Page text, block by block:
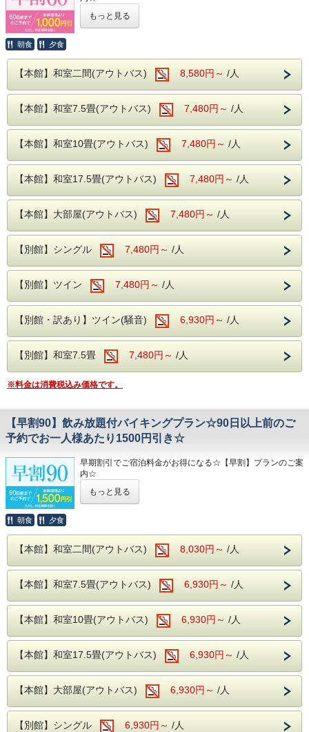
さらに、さらに
生ビールや日本酒の地酒までが飲み放題となりセットでお楽
しみいただけます！
館内には、コインランドリーやカップ麺の自動販売機がご
ざいます。
ご宿泊予定日より60日以上前のご予約で、
なんとお一人様あたり1000円もお安くお泊りいただけます
す。
通常プランとキャンセルポリシーが異なります。
8日～30日前まで・・・ご宿泊料金の5％。
2日～ 7日前まで・・・ご宿泊料金の20％
前日・・・ご宿泊料金の40％
当日・・・ご宿泊料金の50％
無連絡・・ご宿泊料金の100％
奥久慈館は
袋田の滝をはじめ、久慈川沿いの風光明媚な環境です。
4月中旬には桜、下旬から5月中旬に掛けては新緑が望めま
す
【月待の滝】、
ノスタルジックな佇まいから、数々のドラマや映画のロケ地
になっている
【旧上岡小学校】など名所も数多くございます。
大浴場は【大子温泉】となり、
古くから美人の湯とされた肌を滑らかにする、
PH8.75ナトリウム-硫酸塩・塩化物温泉です！
ヌメヌメ感を体験してください。
お食事は
夕食・朝食共に
和洋中の厳選した様々な料理を
さらに夕食時はソフトドリンクだけでなく、
サワー、ハイボールなどの定番のアルコール類
さらに、さらに
しみいただけます！
※近隣に、コンビニエンスストアがございます。
館内には、コインランドリーやカップ麺の自動販売機がご
ざいます。
もっと見る
朝食 夕食
【本館】和室二間(アウトバス) 8,580円～ /人
【本館】和室7.5畳(アウトバス) 7,480円～ /人
【本館】和室10畳(アウトバス) 7,480円～ /人
【本館】和室17.5畳(アウトバス) 7,480円～ /人
【本館】大部屋(アウトバス) 7,480円～ /人
【別館】シングル 7,480円～ /人
【別館】ツイン 7,480円～ /人
【別館・訳あり】ツイン(騒音) 6,930円～ /人
【別館】和室7.5畳 7,480円～ /人
※料金は消費税込み価格です。
【早割90】飲み放題付バイキングプラン☆90日以上前のご
予約でお一人様あたり1500円引き☆
早期割引でご宿泊料金がお得になる☆【早割】プランのご案
内☆
※本プランは、
通常プランとキャンセルポリシーが異なります。
8日～30日前まで・・・ご宿泊料金の5％。
2日～ 7日前まで・・・ご宿泊料金の20％
前日・・・ご宿泊料金の40％
当日・・・ご宿泊料金の50％
無連絡・・ご宿泊料金の100％
奥久慈館は
袋田の滝をはじめ、久慈川沿いの風光明媚な環境で
す。
4月中旬には桜、下旬から5月中旬に掛けては新緑が
望めます
もっと見る
朝食 夕食
【本館】和室二間(アウトバス) 8,030円～ /人
【本館】和室7.5畳(アウトバス) 6,930円～ /人
【本館】和室10畳(アウトバス) 6,930円～ /人
【本館】和室17.5畳(アウトバス) 6,930円～ /人
【本館】大部屋(アウトバス) 6,930円～ /人
【別館】シングル 6,930円～ /人